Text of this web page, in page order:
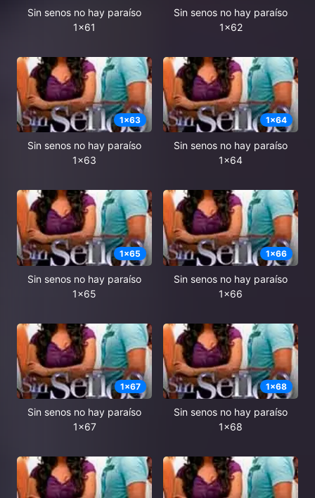
Sin senos no hay paraíso
1x61
Sin senos no hay paraíso
1x62
1x63
Sin senos no hay paraíso
1x63
1x64
Sin senos no hay paraíso
1x64
1x65
Sin senos no hay paraíso
1x65
1x66
Sin senos no hay paraíso
1x66
1x67
Sin senos no hay paraíso
1x67
1x68
Sin senos no hay paraíso
1x68